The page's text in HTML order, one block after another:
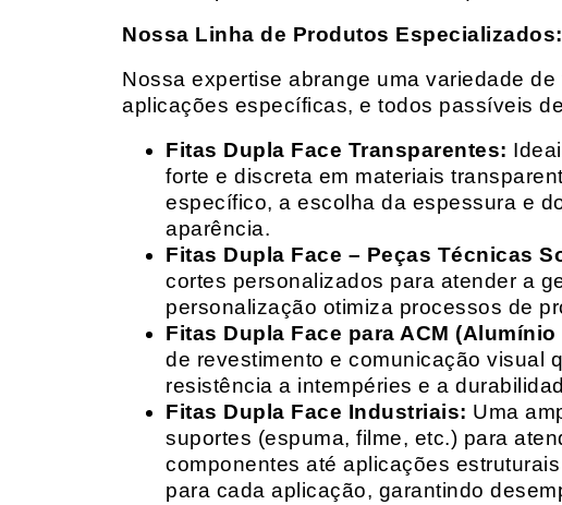
Nossa Linha de Produtos Especializados:
Nossa expertise abrange uma variedade
aplicações específicas, e todos passíveis
Fitas Dupla Face Transparentes:
forte e discreta em materiais
específico, a escolha da espessura e
aparência.
Fitas Dupla Face – Peças Técnicas
cortes personalizados para atender a
personalização otimiza processos de
Fitas Dupla Face para ACM
de revestimento e comunicação visual
resistência a intempéries e a
Fitas Dupla Face Industriais: Uma
suportes (espuma, filme, etc.) para
componentes até aplicações
para cada aplicação, garantindo